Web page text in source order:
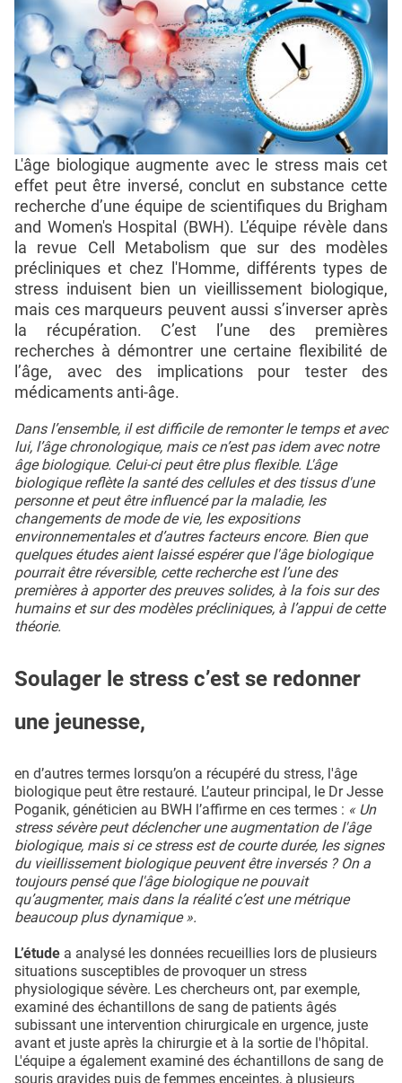
L'âge biologique augmente avec le stress mais cet
effet peut être inversé, conclut en substance cette
recherche d’une équipe de scientifiques du Brigham
and Women's Hospital (BWH). L’équipe révèle dans
la revue Cell Metabolism que sur des modèles
précliniques et chez l'Homme, différents types de
stress induisent bien un vieillissement biologique,
mais ces marqueurs peuvent aussi s’inverser après
la récupération. C’est l’une des premières
recherches à démontrer une certaine flexibilité de
l’âge, avec des implications pour tester des
médicaments anti-âge.
Dans l’ensemble, il est difficile de remonter le temps et avec
lui, l’âge chronologique, mais ce n’est pas idem avec notre
âge biologique. Celui-ci peut être plus flexible. L'âge
biologique reflète la santé des cellules et des tissus d'une
personne et peut être influencé par la maladie, les
changements de mode de vie, les expositions
environnementales et d’autres facteurs encore. Bien que
quelques études aient laissé espérer que l'âge biologique
pourrait être réversible, cette recherche est l’une des
premières à apporter des preuves solides, à la fois sur des
humains et sur des modèles précliniques, à l’appui de cette
théorie.
Soulager le stress c’est se redonner
une jeunesse,
en d’autres termes lorsqu’on a récupéré du stress, l'âge
biologique peut être restauré. L’auteur principal, le Dr Jesse
Poganik, généticien au BWH l’affirme en ces termes : « Un
stress sévère peut déclencher une augmentation de l'âge
biologique, mais si ce stress est de courte durée, les signes
du vieillissement biologique peuvent être inversés ? On a
toujours pensé que l'âge biologique ne pouvait
qu’augmenter, mais dans la réalité c’est une métrique
beaucoup plus dynamique ».
L’étude a analysé les données recueillies lors de plusieurs
situations susceptibles de provoquer un stress
physiologique sévère. Les chercheurs ont, par exemple,
examiné des échantillons de sang de patients âgés
subissant une intervention chirurgicale en urgence, juste
avant et juste après la chirurgie et à la sortie de l'hôpital.
L'équipe a également examiné des échantillons de sang de
souris gravides puis de femmes enceintes, à plusieurs